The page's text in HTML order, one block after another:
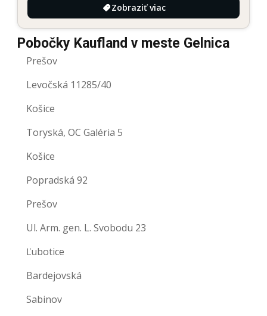
Zobraziť viac
Pobočky Kaufland v meste Gelnica
Prešov
Levočská 11285/40
Košice
Toryská, OC Galéria 5
Košice
Popradská 92
Prešov
Ul. Arm. gen. L. Svobodu 23
Ľubotice
Bardejovská
Sabinov